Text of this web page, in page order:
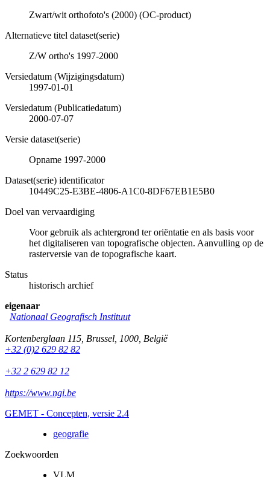
Zwart/wit orthofoto's (2000) (OC-product)
Alternatieve titel dataset(serie)
Z/W ortho's 1997-2000
Versiedatum (Wijzigingsdatum)
1997-01-01
Versiedatum (Publicatiedatum)
2000-07-07
Versie dataset(serie)
Opname 1997-2000
Dataset(serie) identificator
10449C25-E3BE-4806-A1C0-8DF67EB1E5B0
Doel van vervaardiging
Voor gebruik als achtergrond ter oriëntatie en als basis voor
het digitaliseren van topografische objecten. Aanvulling op de
rasterversie van de topografische kaart.
Status
historisch archief
eigenaar
Nationaal Geografisch Instituut
Kortenberglaan 115 Brussel 1000 België
+32 (0)2 629 82 82
+32 2 629 82 12
https://www.ngi.be
GEMET - Concepten, versie 2.4
geografie
Zoekwoorden
VLM